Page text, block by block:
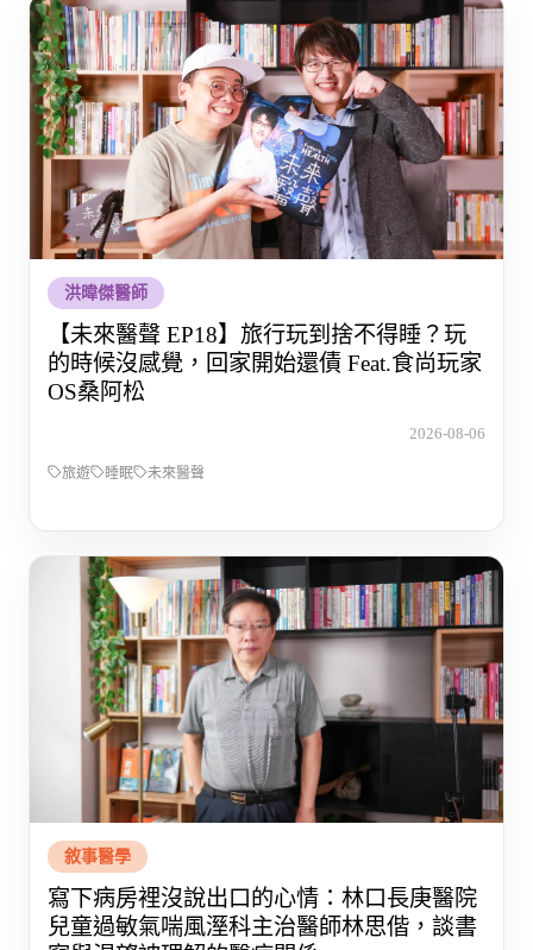
洪暐傑醫師
【未來醫聲 EP18】旅行玩到捨不得睡？玩
的時候沒感覺，回家開始還債 Feat.食尚玩家
OS桑阿松
2026-08-06
旅遊 睡眠 未來醫聲
敘事醫學
寫下病房裡沒說出口的心情：林口長庚醫院
兒童過敏氣喘風溼科主治醫師林思偕，談書